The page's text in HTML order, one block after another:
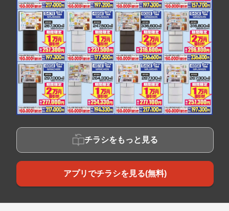
チラシをもっと見る
アプリでチラシを見る(無料)